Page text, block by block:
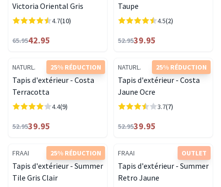
Victoria Oriental Gris
4.7(10)
65.9542.95
Taupe
4.5(2)
52.9539.95
25% RÉDUCTION
NATURL.
Tapis d'extérieur - Costa
Terracotta
4.4(9)
52.9539.95
25% RÉDUCTION
NATURL.
Tapis d'extérieur - Costa
Jaune Ocre
3.7(7)
52.9539.95
25% RÉDUCTION
FRAAI
Tapis d'extérieur - Summer
Tile Gris Clair
OUTLET
FRAAI
Tapis d'extérieur - Summer
Retro Jaune